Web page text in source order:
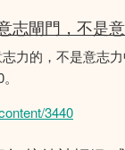
志閘門，不是
力的，不是意志
3440